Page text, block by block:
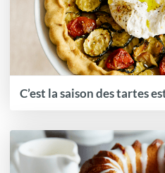
C’est la saison des tartes